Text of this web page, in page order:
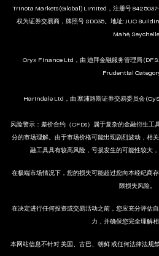
Trinota Markets (Global) Limited，注册号
权为证券交易商，牌照号 SD035。地址: JUC
Mahé,
Oryx Finance Ltd，由 迪拜金融服务管理局
Prudential Category
Harindale Ltd，由 塞浦路斯证券交易委员会
风险警示：差价合约（CFDs）属于复杂的金融衍生工
分的市场理解。由于市场价格可能出现剧烈波动，相
融工具具有较高风险，亏损发生的可能性较大
在极端市场情况下，您的损失可能超过您向本经纪商
限损失风险。
在决定进行任何投资或交易活动之前，您应充分评估
力，并确保您完全理解相
本网站信息不针对 美国、古巴、朝鲜 或任何法律法规